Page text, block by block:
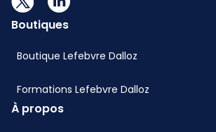
Boutiques
Boutique Lefebvre Dalloz
Formations Lefebvre Dalloz
À propos